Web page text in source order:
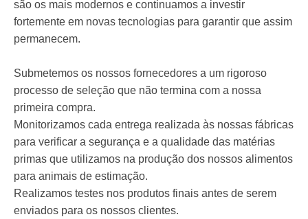
são os mais modernos e continuamos a investir
fortemente em novas tecnologias para garantir que assim
permanecem.
Submetemos os nossos fornecedores a um rigoroso
processo de seleção que não termina com a nossa
primeira compra.
Monitorizamos cada entrega realizada às nossas fábricas
para verificar a segurança e a qualidade das matérias
primas que utilizamos na produção dos nossos alimentos
para animais de estimação.
Realizamos testes nos produtos finais antes de serem
enviados para os nossos clientes.